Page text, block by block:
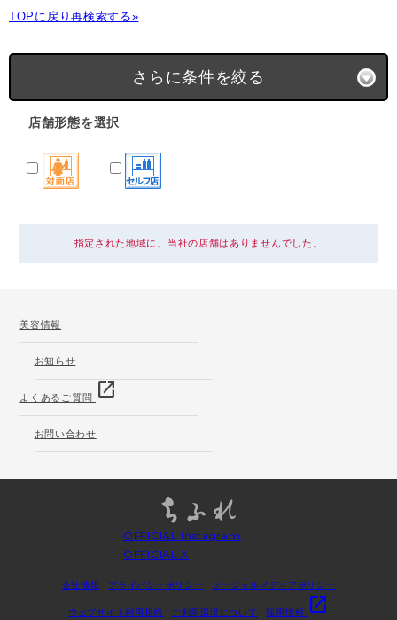
TOPに戻り再検索する»
さらに条件を絞る
店舗形態を選択
指定された地域に、当社の店舗はありませんでした。
美容情報
お知らせ
よくあるご質問 open_in_new
お問い合わせ
OFFICIAL Instagram
OFFICIAL X
会社情報 プライバシーポリシー ソーシャルメディアポリシー
ウェブサイト利用規約 ご利用環境について 採用情報 open_in_new